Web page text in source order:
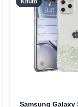
Kifutó
Samsung Galaxy